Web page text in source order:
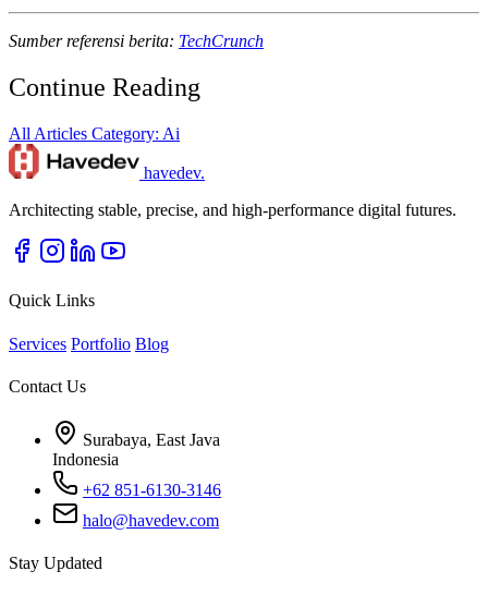
Sumber referensi berita: TechCrunch
Continue Reading
All Articles Category: Ai
havedev.
Architecting stable, precise, and high-performance digital futures.
Quick Links
Services Portfolio Blog
Contact Us
Surabaya, East Java
Indonesia
+62 851-6130-3146
halo@havedev.com
Stay Updated